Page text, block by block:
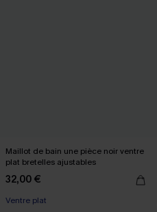
Maillot de bain une pièce noir ventre
plat bretelles ajustables
32,00 €
Ventre plat